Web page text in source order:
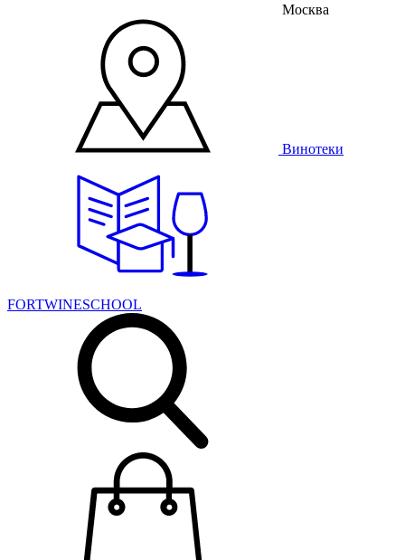
Москва
Винотеки
FORTWINESCHOOL